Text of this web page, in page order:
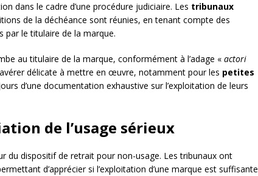
dans le cadre d’une procédure judiciaire. Les tribunaux
de la déchéance sont réunies, en tenant compte des
par le titulaire de la marque.
au titulaire de la marque, conformément à l’adage « actori
délicate à mettre en œuvre, notamment pour les petites
d’une documentation exhaustive sur l’exploitation de leurs
de l’usage sérieux
du dispositif de retrait pour non-usage. Les tribunaux ont
d’apprécier si l’exploitation d’une marque est suffisante